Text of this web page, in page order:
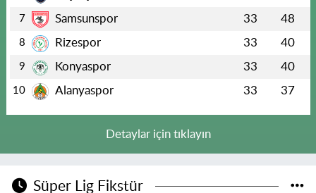
7 Samsunspor 33 48
8 Rizespor 33 40
9 Konyaspor 33 40
10 Alanyaspor 33 37
Detaylar için tıklayın
Süper Lig Fikstür